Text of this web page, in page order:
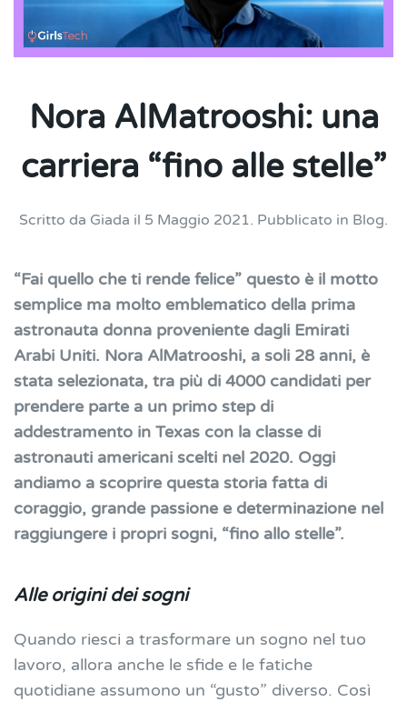
Nora AlMatrooshi: una
carriera “fino alle stelle”
Scritto da Giada il 5 Maggio 2021. Pubblicato in Blog.
“Fai quello che ti rende felice” questo è il motto
semplice ma molto emblematico della prima
astronauta donna proveniente dagli Emirati
Arabi Uniti. Nora AlMatrooshi, a soli 28 anni, è
stata selezionata, tra più di 4000 candidati per
prendere parte a un primo step di
addestramento in Texas con la classe di
astronauti americani scelti nel 2020. Oggi
andiamo a scoprire questa storia fatta di
coraggio, grande passione e determinazione nel
raggiungere i propri sogni, “fino allo stelle”.
Alle origini dei sogni
Quando riesci a trasformare un sogno nel tuo
lavoro, allora anche le sfide e le fatiche
quotidiane assumono un “gusto” diverso. Così